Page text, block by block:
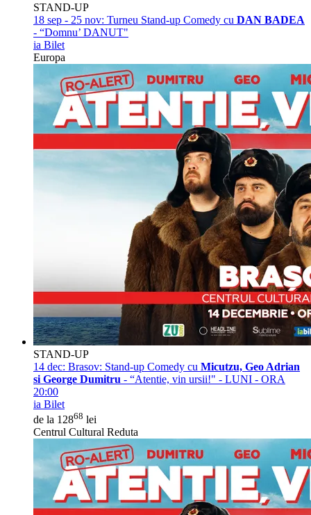
STAND-UP
18 sep - 25 nov: Turneu Stand-up Comedy cu DAN BADEA
- “Domnu’ DANUT"
ia Bilet
Europa
STAND-UP
14 dec: Brasov: Stand-up Comedy cu Micutzu, Geo Adrian
si George Dumitru - “Atentie, vin ursii!" - LUNI - ORA
20:00
ia Bilet
de la 12868 lei
Centrul Cultural Reduta